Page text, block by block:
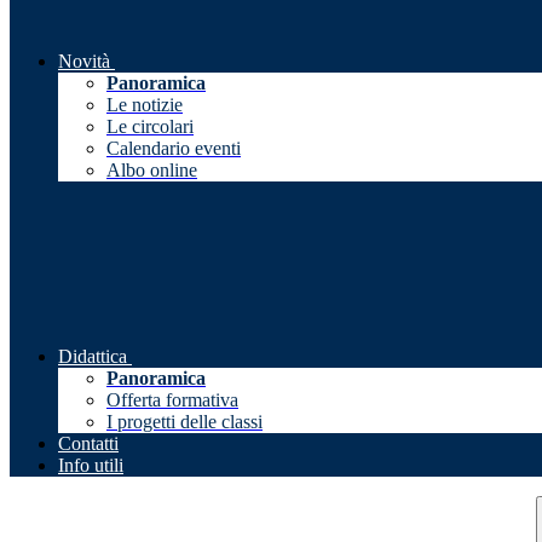
Novità
Panoramica
Le notizie
Le circolari
Calendario eventi
Albo online
Didattica
Panoramica
Offerta formativa
I progetti delle classi
Contatti
Info utili